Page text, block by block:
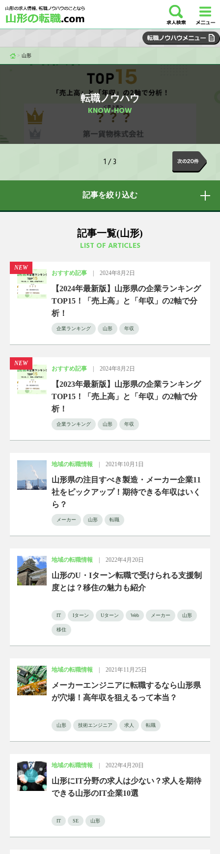
> 山形
転職ノウハウ
KNOW-HOW
1 / 3
記事を絞り込む
記事一覧(山形)
LIST OF ARTICLES
NEW
おすすめ記事 2024年8月2日
【2024年最新版】山形県の企業ランキング
TOP15！「売上高」と「年収」の2軸で分
析！
企業ランキング 山形 年収
NEW
おすすめ記事 2024年8月2日
【2023年最新版】山形県の企業ランキング
TOP15！「売上高」と「年収」の2軸で分
析！
企業ランキング 山形 年収
地域の転職情報 2021年10月1日
山形県の注目すべき製造・メーカー企業11
社をピックアップ！期待できる年収はいく
ら？
メーカー 山形 転職
地域の転職情報 2022年4月20日
山形のU・Iターン転職で受けられる支援制
度とは？移住の魅力も紹介
IT Iターン Uターン Web メーカー 山形
移住
地域の転職情報 2021年11月25日
メーカーエンジニアに転職するなら山形県
が穴場！高年収を狙えるって本当？
山形 技術エンジニア 求人 転職
地域の転職情報 2022年4月20日
山形にIT分野の求人は少ない？求人を期待
できる山形のIT企業10選
IT SE 山形